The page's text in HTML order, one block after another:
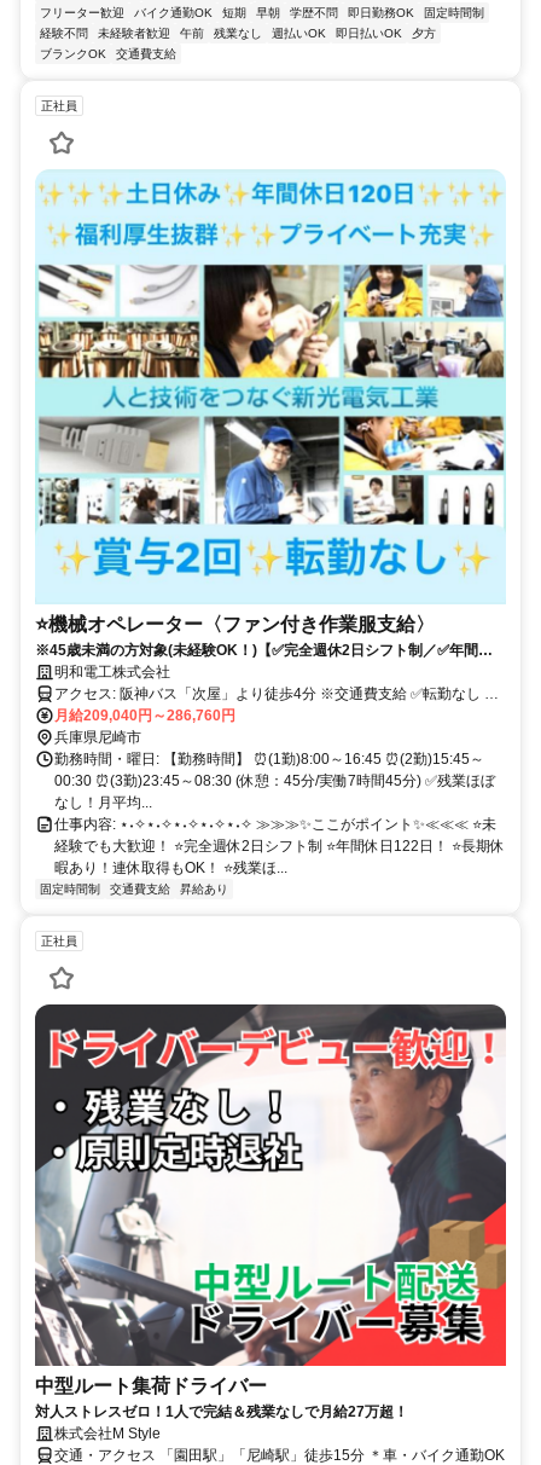
フリーター歓迎
バイク通勤OK 短期 早朝 学歴不問 即日勤務OK
固定時間制
経験不問
未経験者歓迎 午前 残業なし 週払いOK 即日払いOK
夕方
ブランクOK
交通費支給
正社員
⭐️機械オペレーター〈ファン付き作業服支給〉
※45歳未満の方対象(未経験OK！)【✅完全週休2日シフト制／✅年間休
日122日／✅食事手当など福利厚生◎／✅マイカー通勤OK!／✅転勤な
し】
明和電工株式会社
アクセス: 阪神バス「次屋」より徒歩4分 ※交通費支給 ✅️転勤なし ✅️
バイク/自転車通勤可
月給209,040円～286,760円
兵庫県尼崎市
勤務時間・曜日: 【勤務時間】 ⏰️(1勤)8:00～16:45 ⏰️(2勤)15:45～
00:30 ⏰️(3勤)23:45～08:30 (休憩：45分/実働7時間45分) ✅️残業ほぼ
なし！月平均...
仕事内容: ⋆˖✧⋆˖✧⋆˖✧⋆˖✧⋆˖✧ ≫≫≫✨ここがポイント✨≪≪≪ ⭐️未
経験でも大歓迎！ ⭐️完全週休2日シフト制 ⭐️年間休日122日！ ⭐️長期休
暇あり！連休取得もOK！ ⭐️残業ほ...
固定時間制 交通費支給 昇給あり
正社員
中型ルート集荷ドライバー
対人ストレスゼロ！1人で完結＆残業なしで月給27万超！
株式会社M Style
交通・アクセス 「園田駅」「尼崎駅」徒歩15分 ＊車・バイク通勤OK